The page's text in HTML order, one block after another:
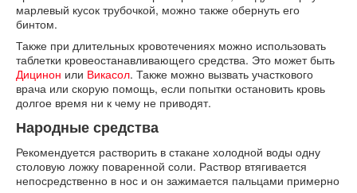
марлевый кусок трубочкой, можно также обернуть его
бинтом.
Также при длительных кровотечениях можно использовать
таблетки кровеостанавливающего средства. Это может быть
Дицинон или Викасол. Также можно вызвать участкового
врача или скорую помощь, если попытки остановить кровь
долгое время ни к чему не приводят.
Народные средства
Рекомендуется растворить в стакане холодной воды одну
столовую ложку поваренной соли. Раствор втягивается
непосредственно в нос и он зажимается пальцами примерно